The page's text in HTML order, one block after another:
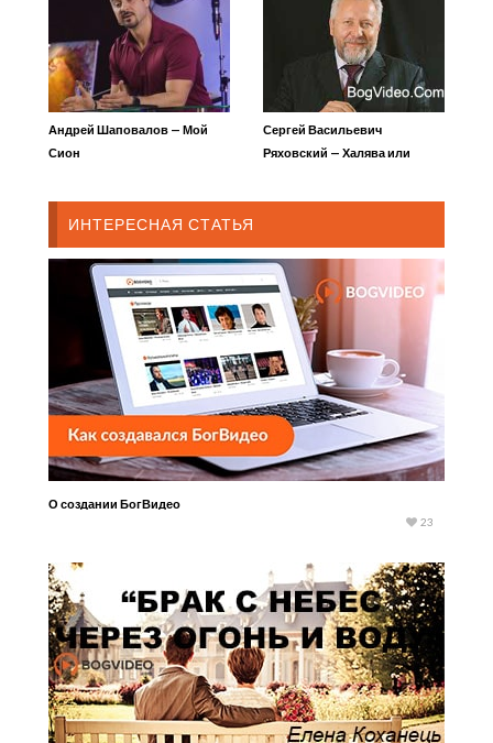
Андрей Шаповалов — Мой
Сион
Сергей Васильевич
Ряховский — Халява или
ИНТЕРЕСНАЯ СТАТЬЯ
О создании БогВидео
23